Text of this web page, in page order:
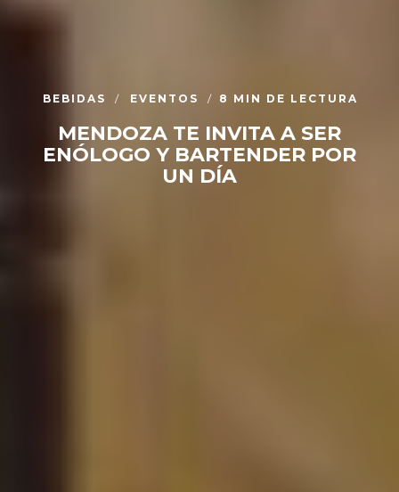
BEBIDAS EVENTOS 8 MIN DE LECTURA
MENDOZA TE INVITA A SER
ENÓLOGO Y BARTENDER POR
UN DÍA